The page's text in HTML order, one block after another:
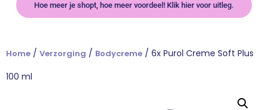
Hoe meer je shopt, hoe meer voordeel! Klik hier voor uitleg.
Home / Verzorging / Bodycreme / 6x Purol Creme Soft Plus
100 ml